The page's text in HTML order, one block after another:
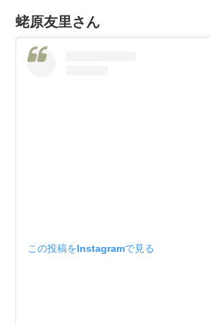
蛯原友里さん
この投稿をInstagramで見る